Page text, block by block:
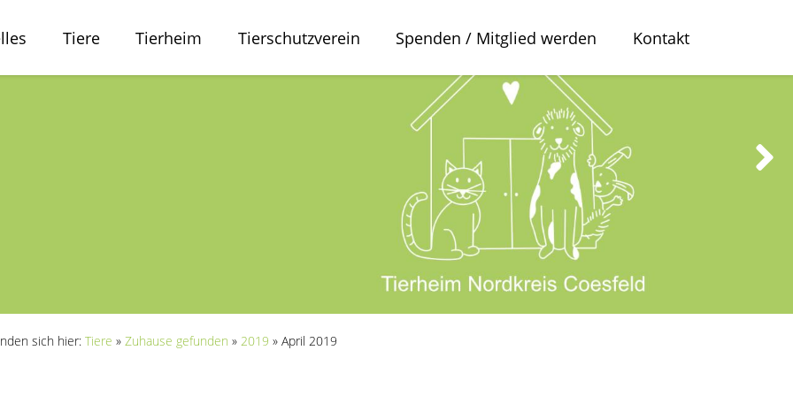
Tiere Tierheim Tierschutzverein Spenden / Mitglied werden Kontakt
sich hier: Tiere » Zuhause gefunden » 2019 » April 2019